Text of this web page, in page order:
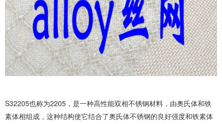
S32205也称为2205，是一种高性能双相不锈钢材料，由奥氏体和铁
素体相组成，这种结构使它结合了奥氏体不锈钢的良好强度和铁素体